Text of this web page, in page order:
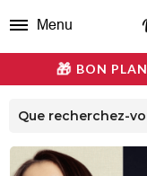
BON PLAN
Menu